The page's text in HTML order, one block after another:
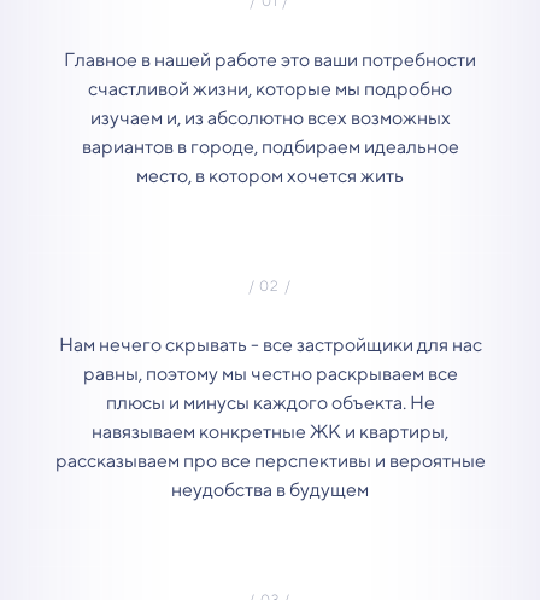
Главное в нашей работе это ваши потребности
счастливой жизни, которые мы подробно
изучаем и, из абсолютно всех возможных
вариантов в городе, подбираем идеальное
место, в котором хочется жить
Нам нечего скрывать - все застройщики для нас
равны, поэтому мы честно раскрываем все
плюсы и минусы каждого объекта. Не
навязываем конкретные ЖК и квартиры,
рассказываем про все перспективы и вероятные
неудобства в будущем